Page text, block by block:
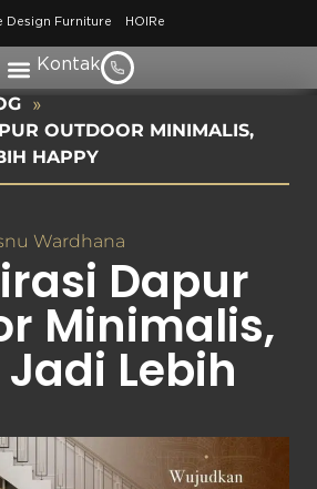
Design Furniture HOIRe
Kontak
»
OUTDOOR MINIMALIS,
HAPPY
Wardhana
Dapur
Minimalis,
Lebih